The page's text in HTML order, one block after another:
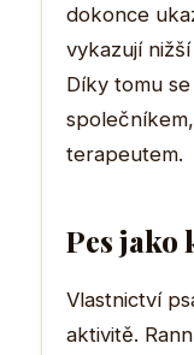
dokonce
vykazují
Díky tomu
terapeutem.
Pes jako
Vlastnictví
aktivitě.